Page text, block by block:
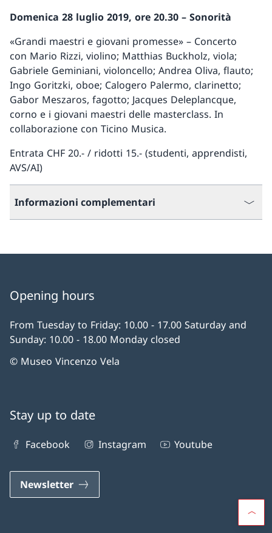
Domenica 28 luglio 2019, ore 20.30 – Sonorità
«Grandi maestri e giovani promesse» – Concerto
con Mario Rizzi, violino; Matthias Buckholz, viola;
Gabriele Geminiani, violoncello; Andrea Oliva, flauto;
Ingo Goritzki, oboe; Calogero Palermo, clarinetto;
Gabor Meszaros, fagotto; Jacques Deleplancque,
corno e i giovani maestri delle masterclass. In
collaborazione con Ticino Musica.
Entrata CHF 20.- / ridotti 15.- (studenti, apprendisti,
AVS/AI)
Informazioni complementari
Opening hours
From Tuesday to Friday: 10.00 - 17.00 Saturday and
Sunday: 10.00 - 18.00 Monday closed
© Museo Vincenzo Vela
Stay up to date
Facebook Instagram Youtube
Newsletter